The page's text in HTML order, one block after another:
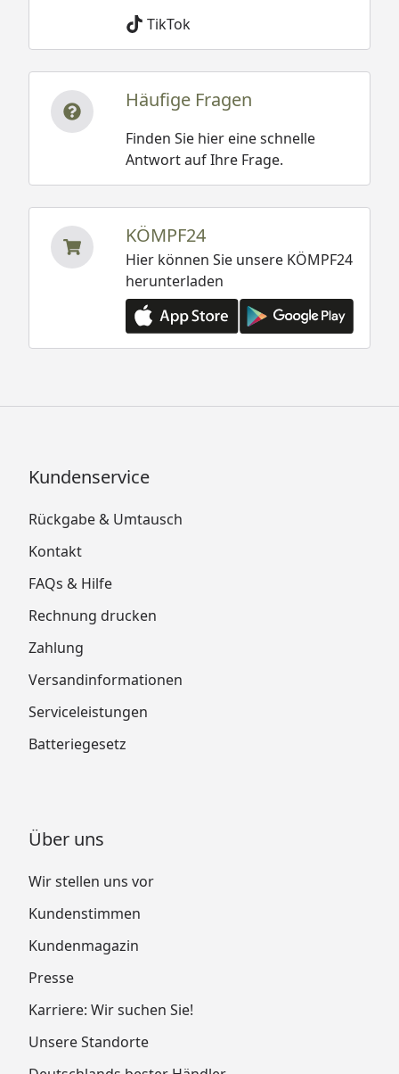
TikTok
Häufige Fragen
Finden Sie hier eine schnelle
Antwort auf Ihre Frage.
KÖMPF24
Hier können Sie unsere KÖMPF24
herunterladen
Kundenservice
Rückgabe & Umtausch
Kontakt
FAQs & Hilfe
Rechnung drucken
Zahlung
Versandinformationen
Serviceleistungen
Batteriegesetz
Über uns
Wir stellen uns vor
Kundenstimmen
Kundenmagazin
Presse
Karriere: Wir suchen Sie!
Unsere Standorte